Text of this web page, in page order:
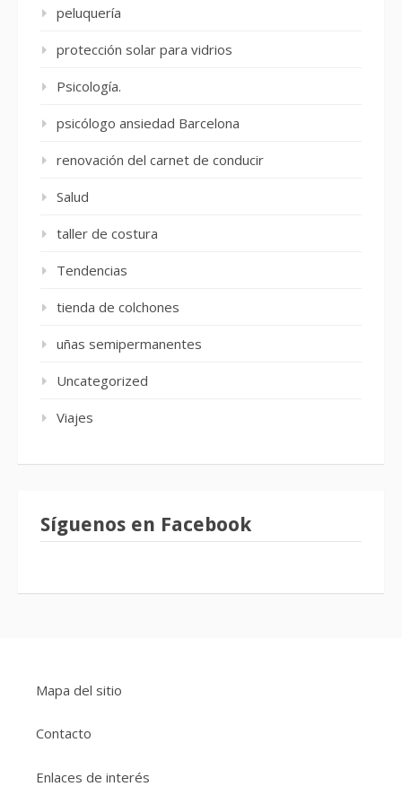
peluquería
protección solar para vidrios
Psicología.
psicólogo ansiedad Barcelona
renovación del carnet de conducir
Salud
taller de costura
Tendencias
tienda de colchones
uñas semipermanentes
Uncategorized
Viajes
Síguenos en Facebook
Mapa del sitio
Contacto
Enlaces de interés